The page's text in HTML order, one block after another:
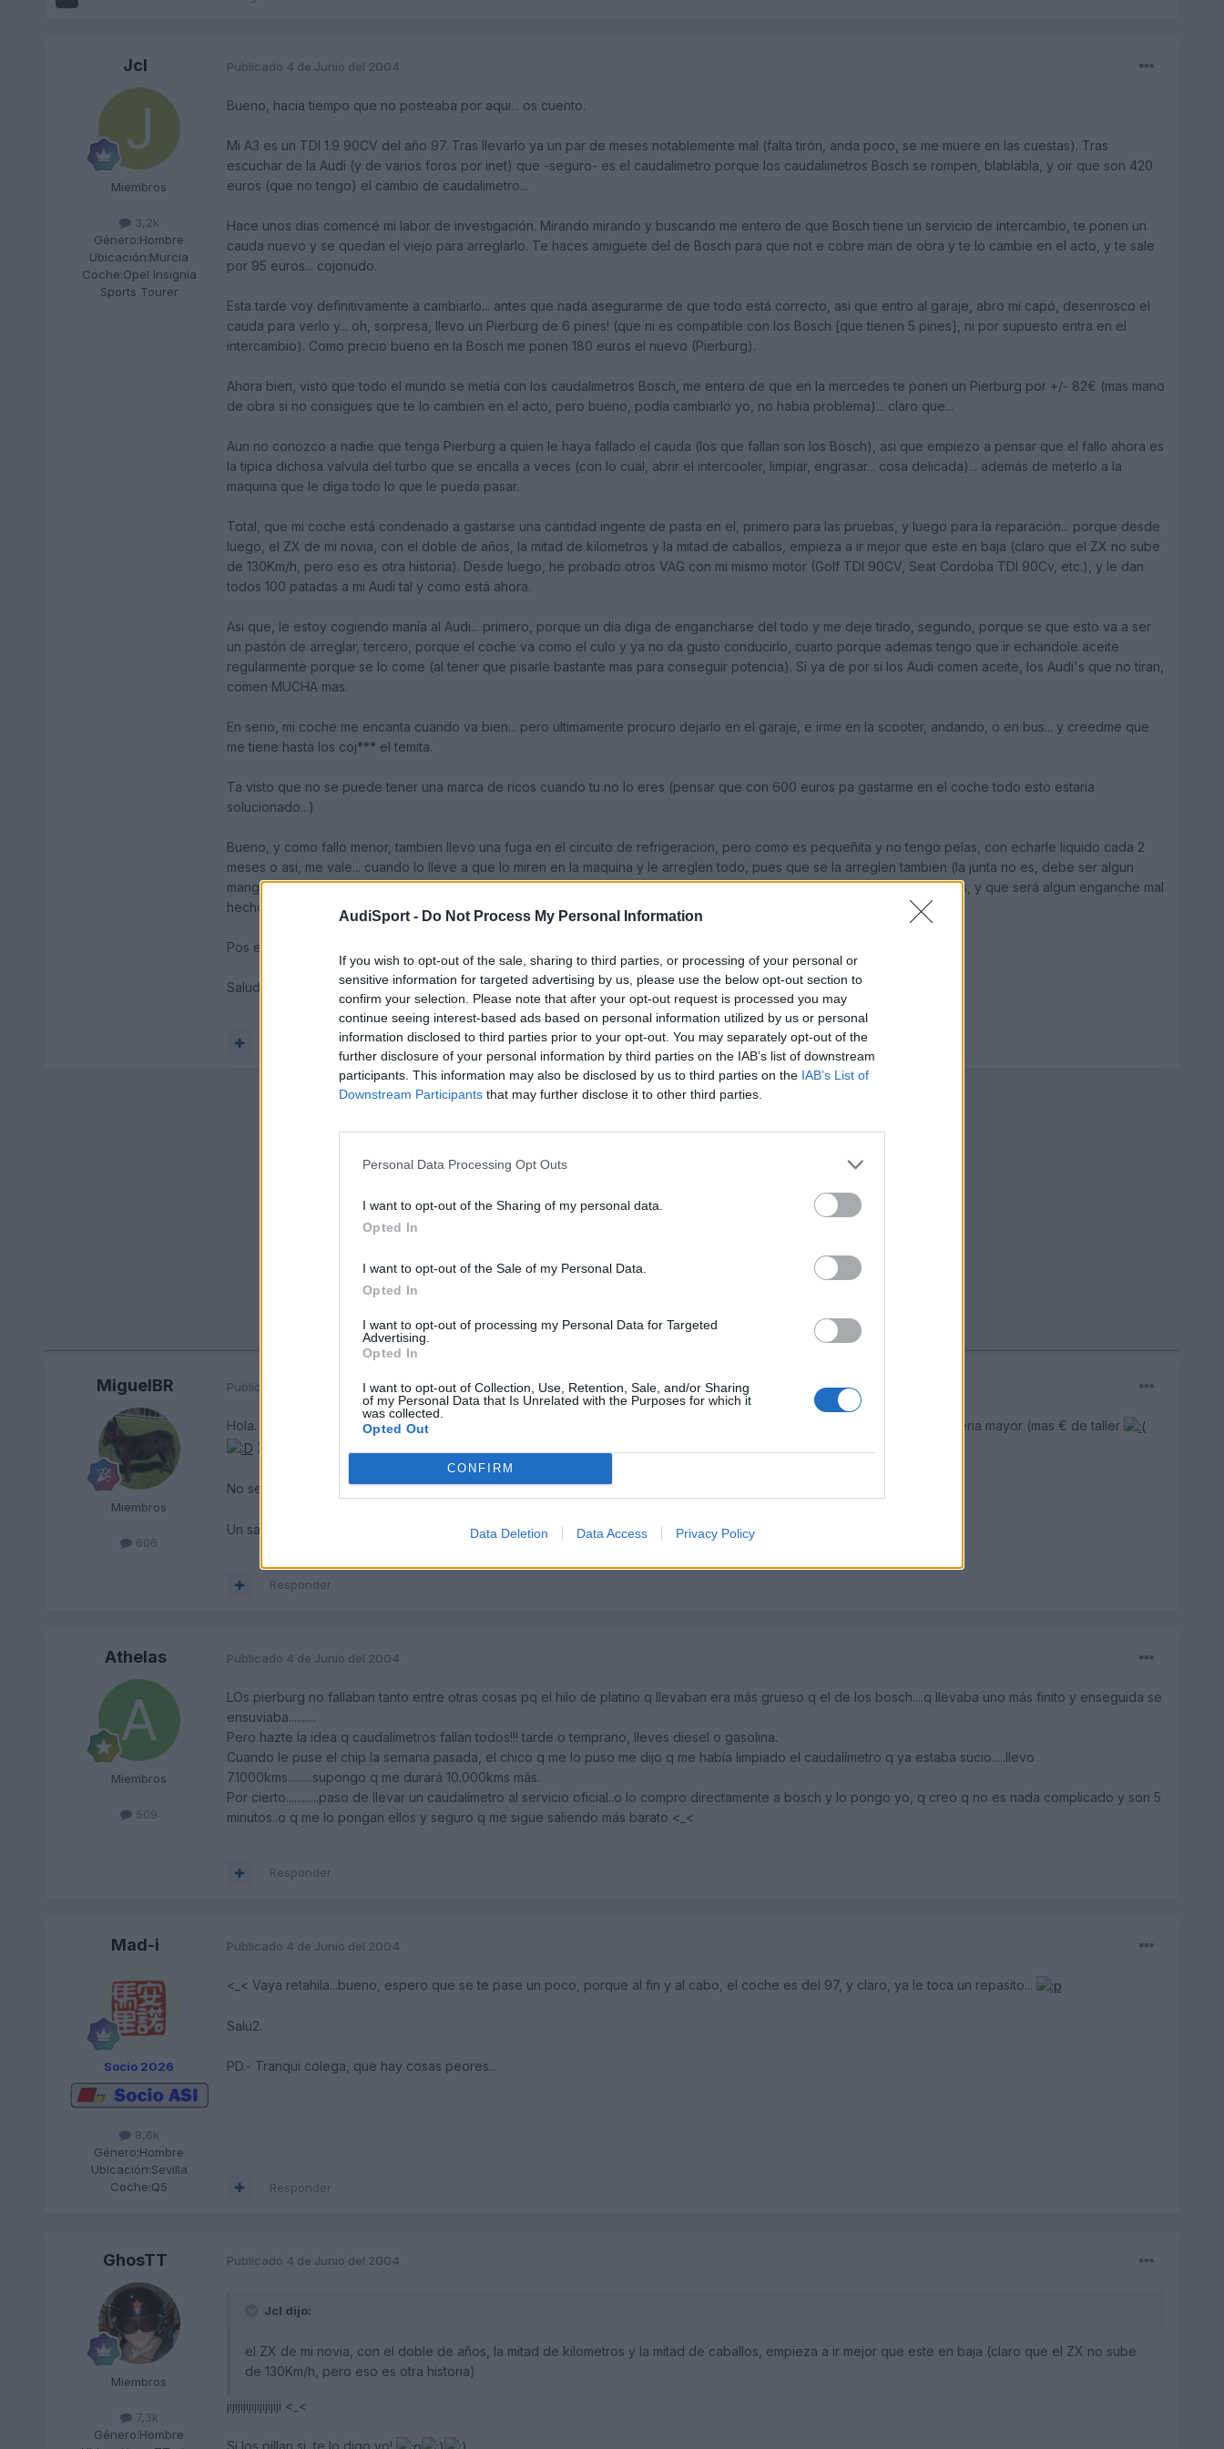
AudiSport - Do Not Process My Personal Information
If you wish to opt-out of the sale, sharing to third parties, or processing of your personal or
sensitive information for targeted advertising by us, please use the below opt-out section to
confirm your selection. Please note that after your opt-out request is processed you may
continue seeing interest-based ads based on personal information utilized by us or personal
information disclosed to third parties prior to your opt-out. You may separately opt-out of the
further disclosure of your personal information by third parties on the IAB’s list of downstream
participants. This information may also be disclosed by us to third parties on the IAB’s List of
Downstream Participants that may further disclose it to other third parties.
Personal Data Processing Opt Outs
I want to opt-out of the Sharing of my personal data.
Opted In
I want to opt-out of the Sale of my Personal Data.
Opted In
I want to opt-out of processing my Personal Data for Targeted
Advertising.
Opted In
I want to opt-out of Collection, Use, Retention, Sale, and/or Sharing
of my Personal Data that Is Unrelated with the Purposes for which it
was collected.
Opted Out
CONFIRM
Data Deletion Data Access Privacy Policy
Jcl
Miembros
3,2k
Género:Hombre
Ubicación:Murcia
Coche:Opel Insignia
Sports Tourer
Publicado 4 de Junio del 2004
Bueno, hacia tiempo que no posteaba por aqui... os cuento.
Mi A3 es un TDI 1.9 90CV del año 97. Tras llevarlo ya un par de meses notablemente mal (falta tirón, anda poco, se me muere en las cuestas). Tras
escuchar de la Audi (y de varios foros por inet) que -seguro- es el caudalimetro porque los caudalimetros Bosch se rompen, blablabla, y oir que son 420
euros (que no tengo) el cambio de caudalimetro...
Hace unos dias comencé mi labor de investigación. Mirando mirando y buscando me entero de que Bosch tiene un servicio de intercambio, te ponen un
cauda nuevo y se quedan el viejo para arreglarlo. Te haces amiguete del de Bosch para que not e cobre man de obra y te lo cambie en el acto, y te sale
por 95 euros... cojonudo.
Esta tarde voy definitivamente a cambiarlo... antes que nada asegurarme de que todo está correcto, asi que entro al garaje, abro mi capó, desenrosco el
cauda para verlo y... oh, sorpresa, llevo un Pierburg de 6 pines! (que ni es compatible con los Bosch [que tienen 5 pines], ni por supuesto entra en el
intercambio). Como precio bueno en la Bosch me ponen 180 euros el nuevo (Pierburg).
Ahora bien, visto que todo el mundo se metía con los caudalimetros Bosch, me entero de que en la mercedes te ponen un Pierburg por +/- 82€ (mas mano
de obra si no consigues que te lo cambien en el acto, pero bueno, podía cambiarlo yo, no habia problema)... claro que...
Aun no conozco a nadie que tenga Pierburg a quien le haya fallado el cauda (los que fallan son los Bosch), asi que empiezo a pensar que el fallo ahora es
la tipica dichosa valvula del turbo que se encalla a veces (con lo cual, abrir el intercooler, limpiar, engrasar... cosa delicada)... además de meterlo a la
maquina que le diga todo lo que le pueda pasar.
Total, que mi coche está condenado a gastarse una cantidad ingente de pasta en el, primero para las pruebas, y luego para la reparación... porque desde
luego, el ZX de mi novia, con el doble de años, la mitad de kilometros y la mitad de caballos, empieza a ir mejor que este en baja (claro que el ZX no sube
de 130Km/h, pero eso es otra historia). Desde luego, he probado otros VAG con mi mismo motor (Golf TDI 90CV, Seat Cordoba TDI 90Cv, etc.), y le dan
todos 100 patadas a mi Audi tal y como está ahora.
Asi que, le estoy cogiendo manía al Audi... primero, porque un dia diga de engancharse del todo y me deje tirado, segundo, porque se que esto va a ser
un pastón de arreglar, tercero, porque el coche va como el culo y ya no da gusto conducirlo, cuarto porque ademas tengo que ir echandole aceite
regularmente porque se lo come (al tener que pisarle bastante mas para conseguir potencia). Si ya de por si los Audi comen aceite, los Audi's que no tiran,
comen MUCHA mas.
En serio, mi coche me encanta cuando va bien... pero ultimamente procuro dejarlo en el garaje, e irme en la scooter, andando, o en bus... y creedme que
me tiene hasta los coj*** el temita.
Ta visto que no se puede tener una marca de ricos cuando tu no lo eres (pensar que con 600 euros pa gastarme en el coche todo esto estaria
solucionado...)
Bueno, y como fallo menor, tambien llevo una fuga en el circuito de refrigeracion, pero como es pequeñita y no tengo pelas, con echarle liquido cada 2
meses o asi, me vale... cuando lo lleve a que lo miren en la maquina y le arreglen todo, pues que se la arreglen tambien (la junta no es, debe ser algun
manguito que no está encajado bien. Ni siquiera gotea asi que doy por sentado que no lleva ninguna raja en los manguitos, y que será algun enganche mal
hecho).
Pos eso, ganas de quejarme tenía hoy.
Saludos! :-)
MiguelBR
Miembros
606
Publicado 4 de Junio del 2004
Hola. Como tu bien dices al no ir bien el coche haces que este sufra mas (gaste mas aceite, etc...) y puedes hacer una averia mayor (mas € de taller
).
No se tio, apretate y arreglalo, como dicen por aqui, iras jodio pero contento
Un saludo
Responder
Athelas
Miembros
509
Publicado 4 de Junio del 2004
LOs pierburg no fallaban tanto entre otras cosas pq el hilo de platino q llevaban era más grueso q el de los bosch....q llevaba uno más finito y enseguida se
ensuviaba..........
Pero hazte la idea q caudalímetros fallan todos!!! tarde o temprano, lleves diesel o gasolina.
Cuando le puse el chip la semana pasada, el chico q me lo puso me dijo q me había limpiado el caudalímetro q ya estaba sucio.....llevo
71000kms.........supongo q me durará 10.000kms más.
Por cierto............paso de llevar un caudalímetro al servicio oficial..o lo compro directamente a bosch y lo pongo yo, q creo q no es nada complicado y son 5
minutos..o q me lo pongan ellos y seguro q me sigue saliendo más barato <_<
Responder
Mad-i
Socio 2026
8,6k
Género:Hombre
Ubicación:Sevilla
Coche:Q5
Publicado 4 de Junio del 2004
<_< Vaya retahila...bueno, espero que se te pase un poco, porque al fin y al cabo, el coche es del 97, y claro, ya le toca un repasito...
Salu2.
PD.- Tranqui colega, que hay cosas peores...
Responder
GhosTT
Miembros
7,3k
Género:Hombre
Publicado 4 de Junio del 2004
Jcl dijo:
el ZX de mi novia, con el doble de años, la mitad de kilometros y la mitad de caballos, empieza a ir mejor que este en baja (claro que el ZX no sube
de 130Km/h, pero eso es otra historia)
jijijijijijijijijiji <_<
Si los pillan si, te lo digo yo!